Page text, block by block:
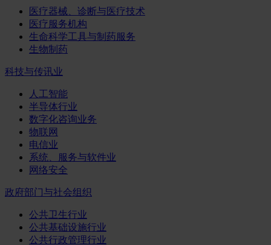
医疗器械、诊断与医疗技术
医疗服务机构
生命科学工具与制药服务
生物制药
科技与传讯业
人工智能
半导体行业
数字化咨询业务
物联网
电信业
系统、服务与软件业
网络安全
政府部门与社会组织
公共卫生行业
公共基础设施行业
公共行政管理行业